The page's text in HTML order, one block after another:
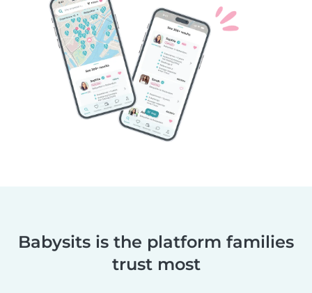
Babysits is the platform families
trust most